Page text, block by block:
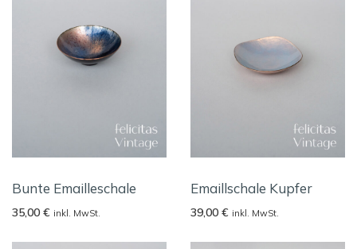
Bunte Emailleschale
35,00 € inkl. MwSt.
Emaillschale Kupfer
39,00 € inkl. MwSt.